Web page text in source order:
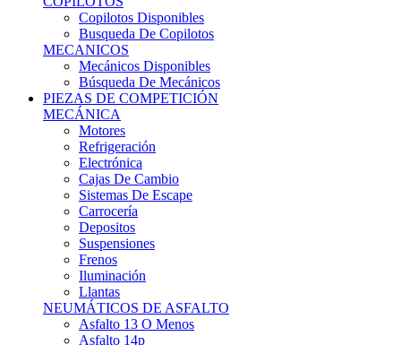
Busqueda De Copilotos
MECANICOS
Mecánicos Disponibles
Búsqueda De Mecánicos
PIEZAS DE COMPETICIÓN
MECÁNICA
Motores
Refrigeración
Electrónica
Cajas De Cambio
Sistemas De Escape
Carrocería
Depositos
Suspensiones
Frenos
Iluminación
Llantas
NEUMÁTICOS DE ASFALTO
Asfalto 13 O Menos
Asfalto 14p
Asfalto 15p